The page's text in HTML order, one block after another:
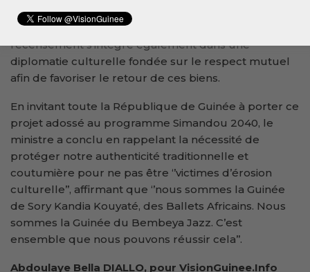
personnel et les artefacts de l’armée de l’Almamy
Samory Touré, Moussa Moïse Sylla a souligné que ce
recensement s’intègre également dans une
diplomatie culturelle fondée sur le respect mutuel
afin de favoriser le retour de ces biens.
En invitant toute la République de Guinée à porter ce
projet adossé au programme Simandou 2040, le
ministre a conclu en rappelant la nécessité de
protéger notre authenticité traditionnelle et
coutumière pour ne pas être ‘’victimes d’érosion
culturelle’’, affirmant que ‘’nous sommes la Guinée
de Sory Kandia Kouyaté, des Ballets Africains. Nous
sommes la Guinée du Bembeya Jazz. C’est
ensemble que nous pouvons réussir cela’’.
Abdoulaye Bella DIALLO, pour VisionGuinee.Info